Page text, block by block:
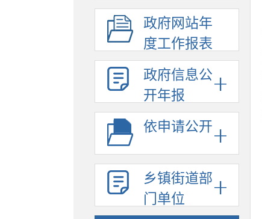
政府网站年
度工作报表
政府信息公
开年报
依申请公开
乡镇街道部
门单位